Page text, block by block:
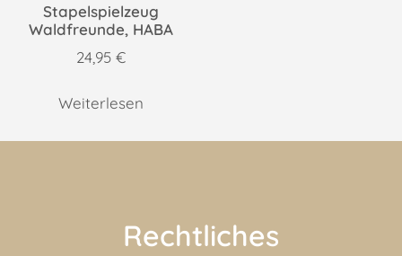
Stapelspielzeug
Waldfreunde, HABA
24,95 €
Weiterlesen
Rechtliches